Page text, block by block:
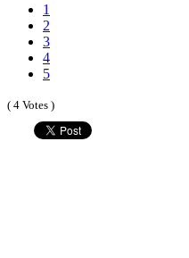
1
2
3
4
5
( 4 Votes )